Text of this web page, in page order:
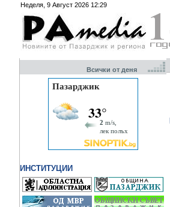
Неделя, 9 Август 2026 12:29
Всички от деня
ИНСТИТУЦИИ